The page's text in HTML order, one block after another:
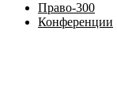
Право-300
Конференции